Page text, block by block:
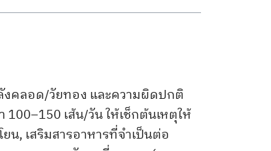
งคลอด/วัยทอง และความผิดปกติ
เส้น/วัน ให้เช็กต้นเหตุให้
, เสริมสารอาหารที่จำเป็นต่อ